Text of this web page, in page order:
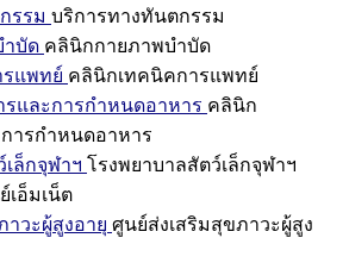
รรม บริการทางทันตกรรม
ำบัด คลินิกกายภาพบำบัด
แพทย์ คลินิกเทคนิคการแพทย์
และการกำหนดอาหาร คลินิก
ารกำหนดอาหาร
ล็กจุฬาฯ โรงพยาบาลสัตว์เล็กจุฬาฯ
เอ็มเน็ต
าวะผู้สูงอายุ ศูนย์ส่งเสริมสุขภาวะผู้สูง